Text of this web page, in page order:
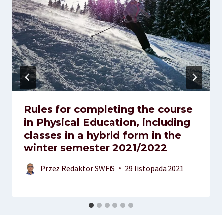
Rules for completing the course
in Physical Education, including
classes in a hybrid form in the
winter semester 2021/2022
Przez Redaktor SWFiS 29 listopada 2021